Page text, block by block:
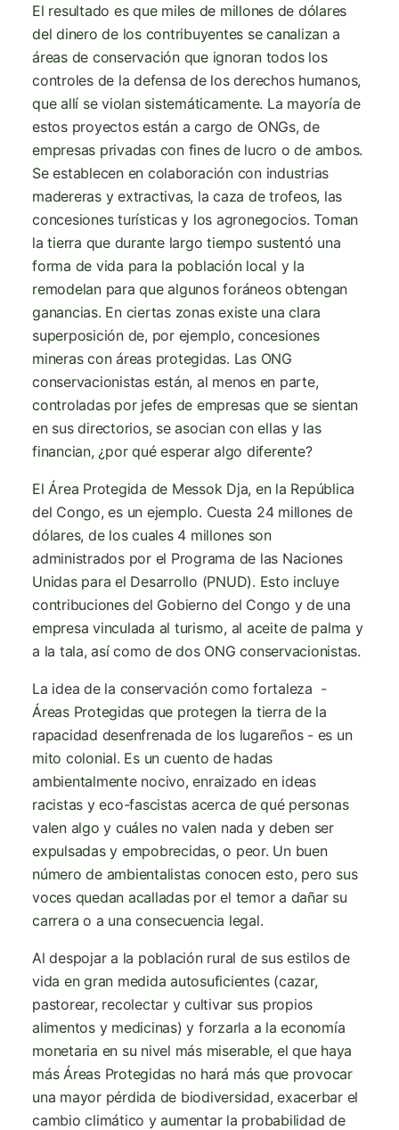
El resultado es que miles de millones de dólares
del dinero de los contribuyentes se canalizan a
áreas de conservación que ignoran todos los
controles de la defensa de los derechos humanos,
que allí se violan sistemáticamente. La mayoría de
estos proyectos están a cargo de ONGs, de
empresas privadas con fines de lucro o de ambos.
Se establecen en colaboración con industrias
madereras y extractivas, la caza de trofeos, las
concesiones turísticas y los agronegocios. Toman
la tierra que durante largo tiempo sustentó una
forma de vida para la población local y la
remodelan para que algunos foráneos obtengan
ganancias. En ciertas zonas existe una clara
superposición de, por ejemplo, concesiones
mineras con áreas protegidas. Las ONG
conservacionistas están, al menos en parte,
controladas por jefes de empresas que se sientan
en sus directorios, se asocian con ellas y las
financian, ¿por qué esperar algo diferente?
El Área Protegida de Messok Dja, en la República
del Congo, es un ejemplo. Cuesta 24 millones de
dólares, de los cuales 4 millones son
administrados por el Programa de las Naciones
Unidas para el Desarrollo (PNUD). Esto incluye
contribuciones del Gobierno del Congo y de una
empresa vinculada al turismo, al aceite de palma y
a la tala, así como de dos ONG conservacionistas.
La idea de la conservación como fortaleza -
Áreas Protegidas que protegen la tierra de la
rapacidad desenfrenada de los lugareños - es un
mito colonial. Es un cuento de hadas
ambientalmente nocivo, enraizado en ideas
racistas y eco-fascistas acerca de qué personas
valen algo y cuáles no valen nada y deben ser
expulsadas y empobrecidas, o peor. Un buen
número de ambientalistas conocen esto, pero sus
voces quedan acalladas por el temor a dañar su
carrera o a una consecuencia legal.
Al despojar a la población rural de sus estilos de
vida en gran medida autosuficientes (cazar,
pastorear, recolectar y cultivar sus propios
alimentos y medicinas) y forzarla a la economía
monetaria en su nivel más miserable, el que haya
más Áreas Protegidas no hará más que provocar
una mayor pérdida de biodiversidad, exacerbar el
cambio climático y aumentar la probabilidad de